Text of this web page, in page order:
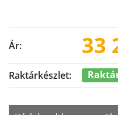
Ár: 33
Raktárkészlet: